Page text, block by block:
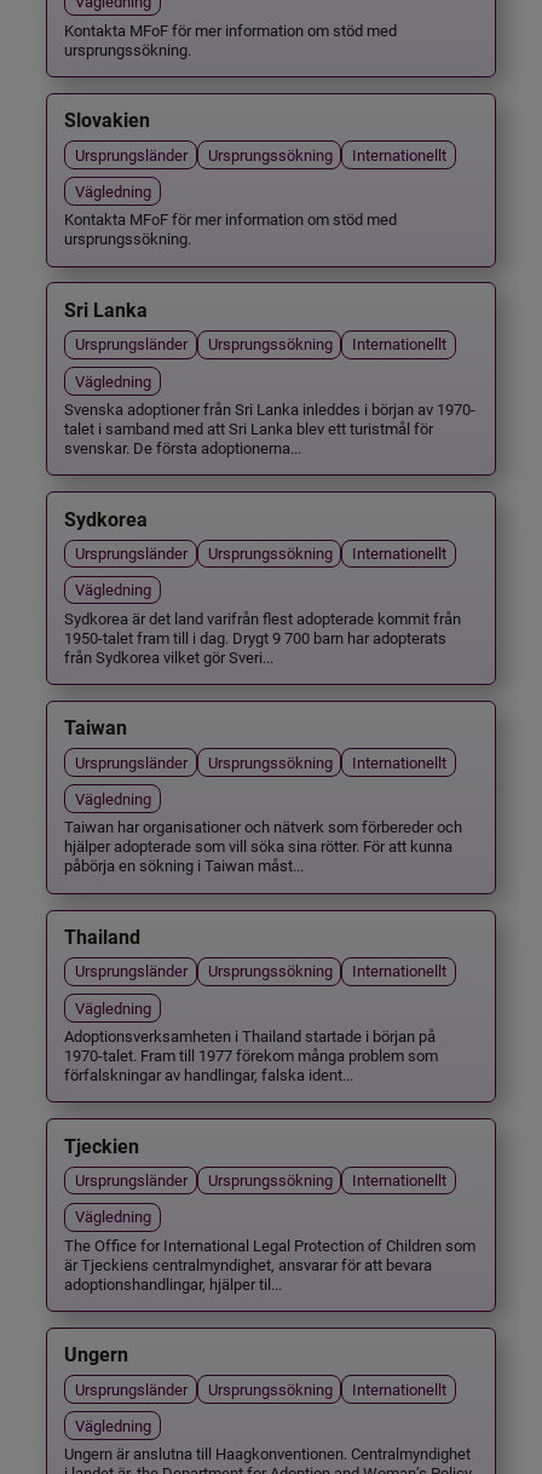
Kontakta MFoF för mer information om stöd med
ursprungssökning.
Slovakien
Ursprungsländer Ursprungssökning
Internationellt
Vägledning
Kontakta MFoF för mer information om stöd med
ursprungssökning.
Sri Lanka
Ursprungsländer Ursprungssökning
Internationellt
Vägledning
Svenska adoptioner från Sri Lanka inleddes i början av 1970-
talet i samband med att Sri Lanka blev ett turistmål för
svenskar. De första adoptionerna...
Sydkorea
Ursprungsländer Ursprungssökning
Internationellt
Vägledning
Sydkorea är det land varifrån flest adopterade kommit från
1950-talet fram till i dag. Drygt 9 700 barn har adopterats
från Sydkorea vilket gör Sveri...
Taiwan
Ursprungsländer Ursprungssökning
Internationellt
Vägledning
Taiwan har organisationer och nätverk som förbereder och
hjälper adopterade som vill söka sina rötter. För att kunna
påbörja en sökning i Taiwan måst...
Thailand
Ursprungsländer Ursprungssökning
Internationellt
Vägledning
Adoptionsverksamheten i Thailand startade i början på
1970-talet. Fram till 1977 förekom många problem som
förfalskningar av handlingar, falska ident...
Tjeckien
Ursprungsländer Ursprungssökning
Internationellt
Vägledning
The Office for International Legal Protection of Children som
är Tjeckiens centralmyndighet, ansvarar för att bevara
adoptionshandlingar, hjälper til...
Ungern
Ursprungsländer Ursprungssökning
Internationellt
Vägledning
Ungern är anslutna till Haagkonventionen. Centralmyndighet